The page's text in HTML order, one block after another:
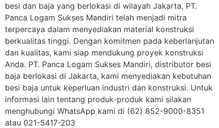
besi dan baja yang berlokasi di wilayah Jakarta, PT.
Panca Logam Sukses Mandiri telah menjadi mitra
terpercaya dalam menyediakan material konstruksi
berkualitas tinggi. Dengan komitmen pada keberlanjutan
dan kualitas, kami siap mendukung proyek konstruksi
Anda. PT. Panca Logam Sukses Mandiri, distributor besi
baja berlokasi di Jakarta, kami menyediakan kebutuhan
besi baja untuk keperluan industri dan konstruksi. Untuk
informasi lain tentang produk-produk kami silakan
menghubungi WhatsApp kami di (62) 852-9000-8351
atau 021-5417-203